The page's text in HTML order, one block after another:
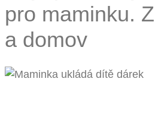
pro maminku.
a domov